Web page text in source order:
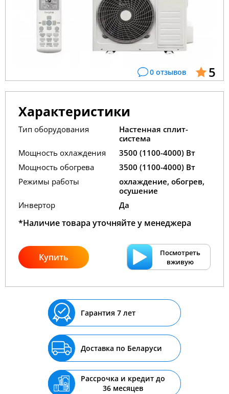
0 отзывов 5
Характеристики
Тип оборудования
Настенная сплит-
система
Мощность охлаждения
3500 (1100-4000) Вт
Мощность обогрева
3500 (1100-4000) Вт
Режимы работы
охлаждение, обогрев,
осушение
Инвертор
Да
*Наличие товара уточняйте у менеджера
Купить
Посмотреть
вживую
Гарантия 7 лет
Доставка по Беларуси
Рассрочка и кредит до
36 месяцев